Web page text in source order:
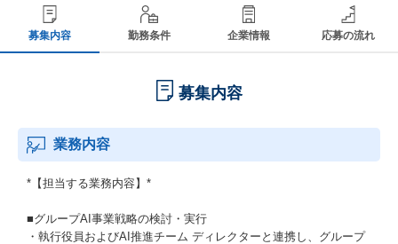
募集内容 勤務条件 企業情報 応募の流れ
募集内容
業務内容
*【担当する業務内容】*
■グループAI事業戦略の検討・実行
・執行役員およびAI推進チーム ディレクターと連携し、グループ